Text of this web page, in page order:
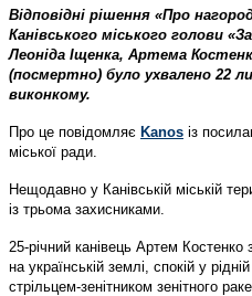
Відповідні рішення «Про
Канівського міського голови
Леоніда Іщенка, Артема
(посмертно) було ухвалено 22
виконкому.
Про це повідомляє Kanos із
міської ради.
Нещодавно у Канівській міській
із трьома захисниками.
25-річний канівець Артем Костенко
на українській землі, спокій у
стрільцем-зенітником зенітного